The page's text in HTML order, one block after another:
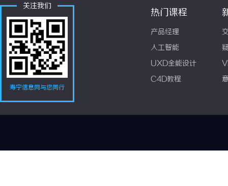
关注我们
寿宁信息网与您同行
热门课程
产品经理
人工智能
UXD全能设计
C4D教程